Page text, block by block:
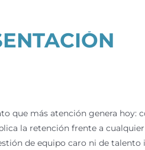
que más atención genera hoy:
la retención frente a
de equipo caro ni de talento